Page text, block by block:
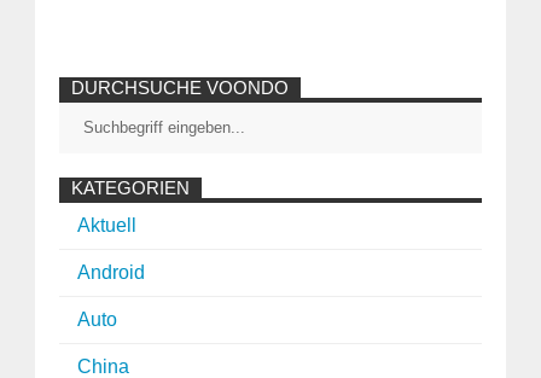
DURCHSUCHE VOONDO
KATEGORIEN
Aktuell
Android
Auto
China